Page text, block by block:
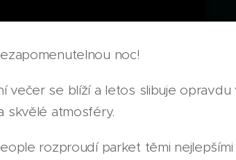
noc!
večer se blíží a letos slibuje
skvělé atmosféry.
rozproudí parket těmi